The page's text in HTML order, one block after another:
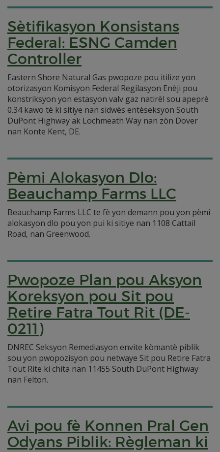
Sètifikasyon Konsistans
Federal: ESNG Camden
Controller
Eastern Shore Natural Gas pwopoze pou itilize yon
otorizasyon Komisyon Federal Regilasyon Enèji pou
konstriksyon yon estasyon valv gaz natirèl sou apeprè
0.34 kawo tè ki sitiye nan sidwès entèseksyon South
DuPont Highway ak Lochmeath Way nan zòn Dover
nan Konte Kent, DE.
Pèmi Alokasyon Dlo:
Beauchamp Farms LLC
Beauchamp Farms LLC te fè yon demann pou yon pèmi
alokasyon dlo pou yon pui ki sitiye nan 1108 Cattail
Road, nan Greenwood.
Pwopoze Plan pou Aksyon
Koreksyon pou Sit pou
Retire Fatra Tout Rit (DE-
0211)
DNREC Seksyon Remediasyon envite kòmantè piblik
sou yon pwopozisyon pou netwaye Sit pou Retire Fatra
Tout Rite ki chita nan 11455 South DuPont Highway
nan Felton.
Avi pou fè Konnen Pral Gen
Odyans Piblik: Règleman ki